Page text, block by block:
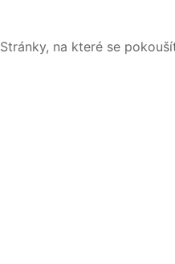
Stránky, na které se